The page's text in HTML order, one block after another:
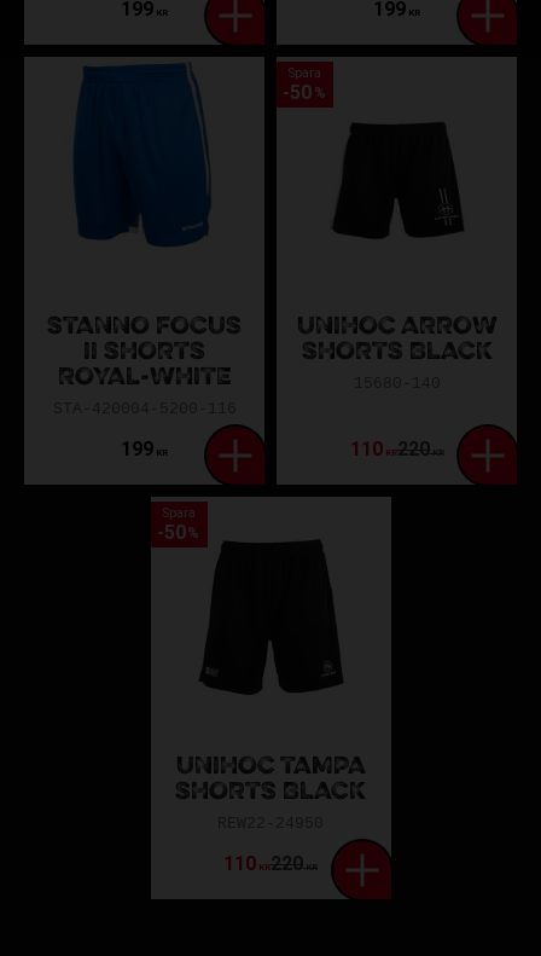
199 KR 199 KR
STANNO FOCUS
II SHORTS
ROYAL-WHITE
199 KR
UNIHOC ARROW
SHORTS BLACK
110KR220KR
Spara
50 %
UNIHOC TAMPA
SHORTS BLACK
110 KR220KR
Spara
50%